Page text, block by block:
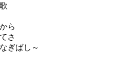
ら
さ
ぎばし～